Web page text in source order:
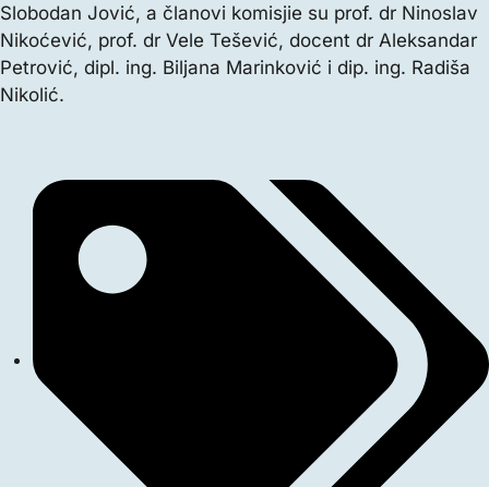
Slobodan Jović, a članovi komisjie su prof. dr Ninoslav
Nikoćević, prof. dr Vele Tešević, docent dr Aleksandar
Petrović, dipl. ing. Biljana Marinković i dip. ing. Radiša
Nikolić.